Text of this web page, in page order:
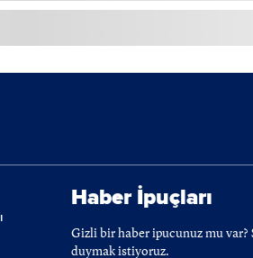
Haber İpuçları
Gizli bir haber ipucunuz mu var?
duymak istiyoruz.